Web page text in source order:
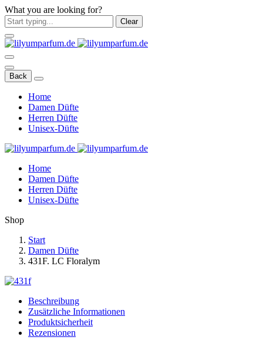
What you are looking for?
Clear
Back
Home
Damen Düfte
Herren Düfte
Unisex-Düfte
Home
Damen Düfte
Herren Düfte
Unisex-Düfte
Shop
Start
Damen Düfte
431F. LC Floralym
Beschreibung
Zusätzliche Informationen
Produktsicherheit
Rezensionen